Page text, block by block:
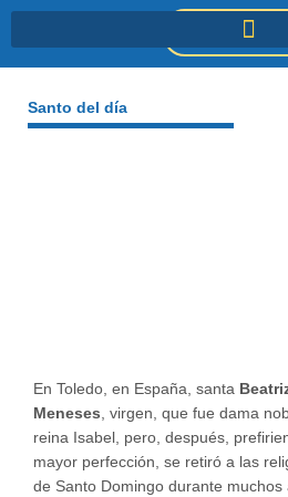
Santo del día
En Toledo, en España, santa
Meneses, virgen, que fue dama
reina Isabel, pero, después,
mayor perfección, se retiró a las
de Santo Domingo durante muchos